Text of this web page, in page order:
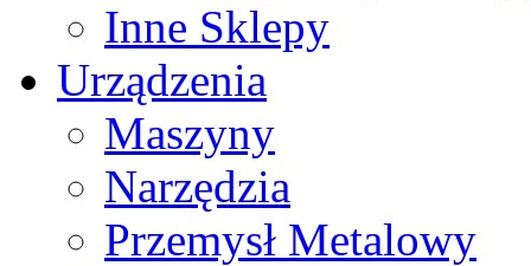
Inne Sklepy
Urządzenia
Maszyny
Narzędzia
Przemysł Metalowy